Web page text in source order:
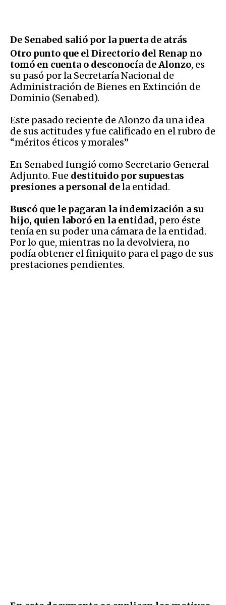
De Senabed salió por la puerta de atrás
Otro punto que el Directorio del Renap no
tomó en cuenta o desconocía de Alonzo, es
su pasó por la Secretaría Nacional de
Administración de Bienes en Extinción de
Dominio (Senabed).
Este pasado reciente de Alonzo da una idea
de sus actitudes y fue calificado en el rubro de
“méritos éticos y morales”
En Senabed fungió como Secretario General
Adjunto. Fue destituido por supuestas
presiones a personal dela entidad.
Buscó que le pagaran la indemización a su
hijo, quien laboró en la entidad, pero éste
tenía en su poder una cámara de la entidad.
Por lo que, mientras no la devolviera, no
podía obtener el finiquito para el pago de sus
prestaciones pendientes.